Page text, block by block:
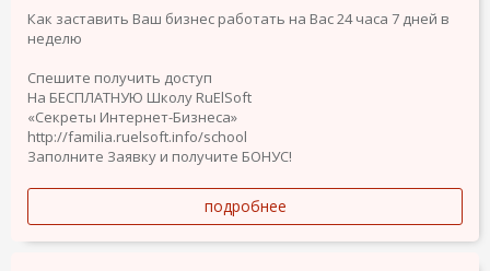
Как заставить Ваш бизнес работать на Вас 24 часа 7 дней в
неделю
Спешите получить доступ
На БЕСПЛАТНУЮ Школу RuElSoft
«Секреты Интернет-Бизнеса»
http://familia.ruelsoft.info/school
Заполните Заявку и получите БОНУС!
подробнее